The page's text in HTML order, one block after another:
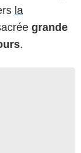
la
grande
.